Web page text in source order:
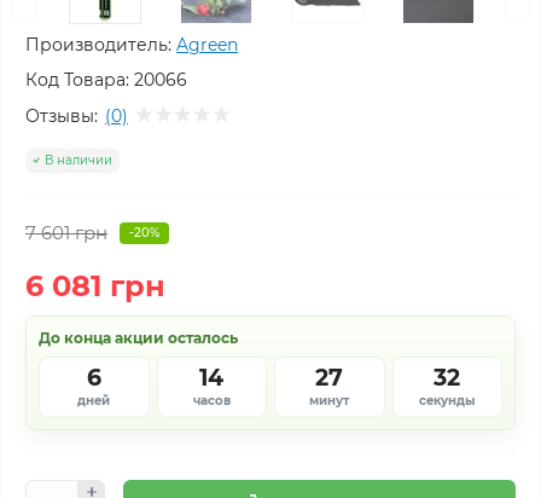
Производитель: Agreen
Код Товара: 20066
Отзывы: (0)
В наличии
7 601 грн -20%
6 081 грн
До конца акции осталось
6
дней
14
часов
27
минут
32
секунды